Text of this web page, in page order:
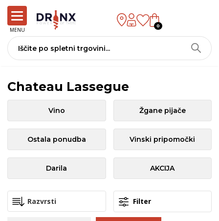
MENU
0
Chateau Lassegue
Vino Žgane pijače
Ostala ponudba Vinski pripomočki
Darila AKCIJA
Filter